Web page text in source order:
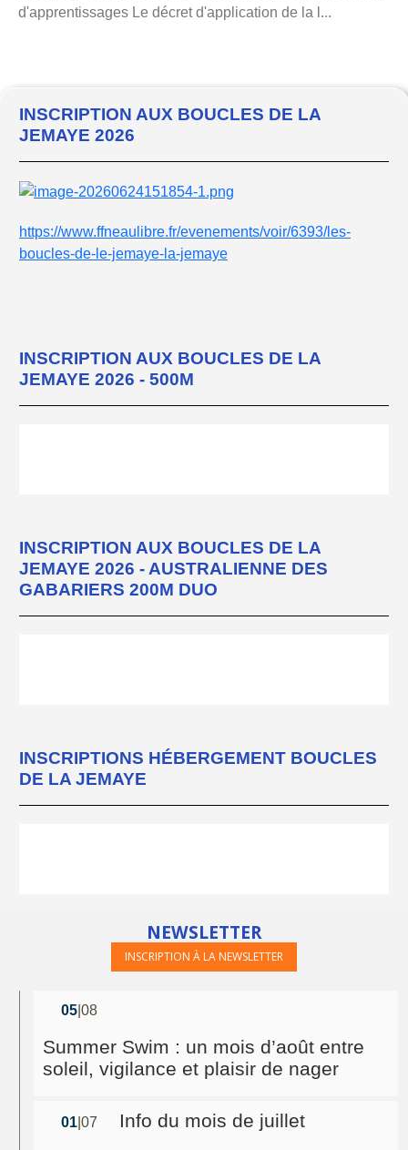
d'apprentissages Le décret d'application de la l...
INSCRIPTION AUX BOUCLES DE LA
JEMAYE 2026
https://www.ffneaulibre.fr/evenements/voir/6393/les-
boucles-de-le-jemaye-la-jemaye
INSCRIPTION AUX BOUCLES DE LA
JEMAYE 2026 - 500M
INSCRIPTION AUX BOUCLES DE LA
JEMAYE 2026 - AUSTRALIENNE DES
GABARIERS 200M DUO
INSCRIPTIONS HÉBERGEMENT BOUCLES
DE LA JEMAYE
NEWSLETTER
INSCRIPTION À LA NEWSLETTER
05 |08
Summer Swim : un mois d’août entre
soleil, vigilance et plaisir de nager
01 |07 Info du mois de juillet